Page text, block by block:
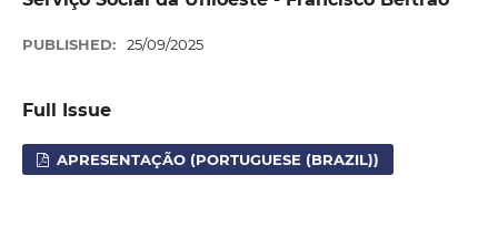
PUBLISHED: 25/09/2025
Full Issue
APRESENTAÇÃO (PORTUGUESE (BRAZIL))